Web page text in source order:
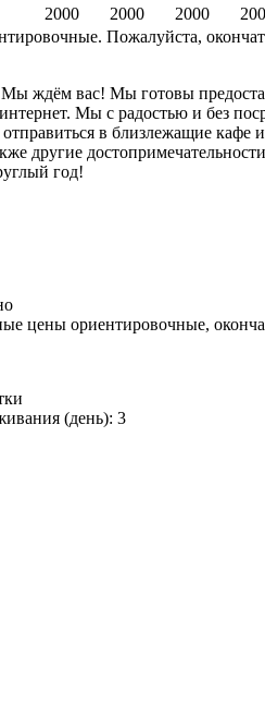
2000 2000 2000
Пожалуйста,
Мы ждём вас! Мы готовы
Мы с радостью и без
отправиться в близлежащие
другие
год!
цены ориентировочные,
(день): 3